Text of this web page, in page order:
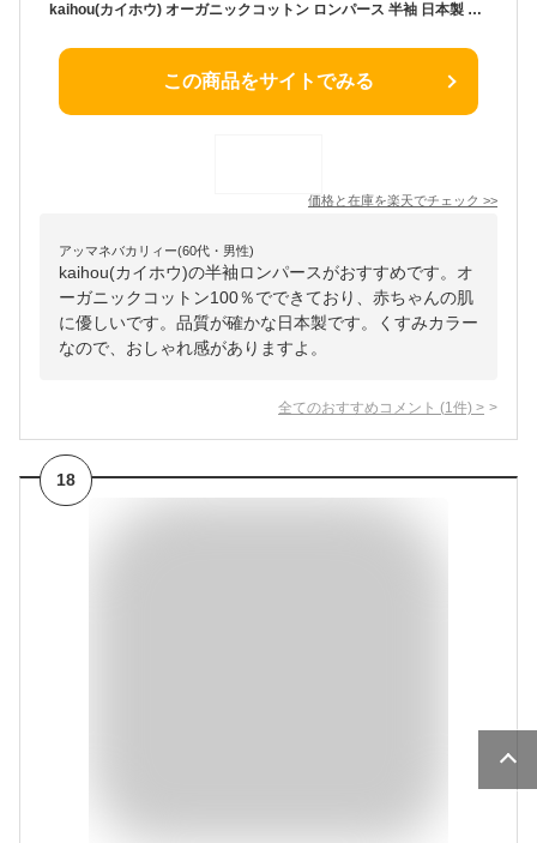
kaihou(カイホウ) オーガニックコットン ロンパース 半袖 日本製 赤ちゃん 綿100％ ベビー 肌着 出産準備 出産祝い 新生児 かわいい おしゃれ 韓国風 くすみカラー 足なし 男の子 女の子 幼児 柔らかい ベビー服 子供服
この商品をサイトでみる
価格と在庫を楽天でチェック >>
アッマネバカリィー(60代・男性)
kaihou(カイホウ)の半袖ロンパースがおすすめです。オ
ーガニックコットン100％でできており、赤ちゃんの肌
に優しいです。品質が確かな日本製です。くすみカラー
なので、おしゃれ感がありますよ。
全てのおすすめコメント (1 件) >
18